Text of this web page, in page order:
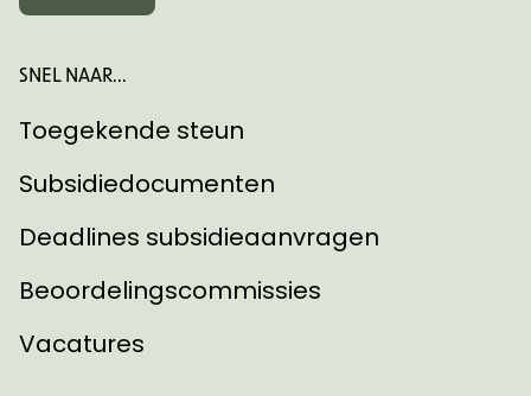
SNEL NAAR...
Toegekende steun
Subsidiedocumenten
Deadlines subsidieaanvragen
Beoordelingscommissies
Vacatures